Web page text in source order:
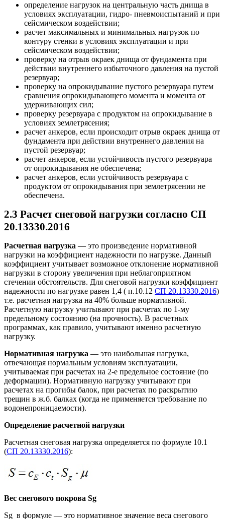
определение нагрузок на центральную часть днища в
условиях эксплуатации, гидро- пневмоиспытаний и при
сейсмическом воздействии;
расчет максимальных и минимальных нагрузок по
контуру стенки в условиях эксплуатации и при
сейсмическом воздействии;
проверку на отрыв окраек днища от фундамента при
действии внутреннего избыточного давления на пустой
резервуар;
проверку на опрокидывание пустого резервуара путем
сравнения опрокидывающего момента и момента от
удерживающих сил;
проверку резервуара с продуктом на опрокидывание в
условиях землетрясения;
расчет анкеров, если происходит отрыв окраек днища от
фундамента при действии внутреннего давления на
пустой резервуар;
расчет анкеров, если устойчивость пустого резервуара
от опрокидывания не обеспечена;
расчет анкеров, если устойчивость резервуара с
продуктом от опрокидывания при землетрясении не
обеспечена.
2.3 Расчет снеговой нагрузки согласно СП
20.13330.2016
Расчетная нагрузка — это произведение нормативной
нагрузки на коэффициент надежности по нагрузке. Данный
коэффициент учитывает возможное отклонение нормативной
нагрузки в сторону увеличения при неблагоприятном
стечении обстоятельств. Для снеговой нагрузки коэффициент
надежности по нагрузке равен 1,4 ( п.10.12 СП 20.13330.2016)
т.е. расчетная нагрузка на 40% больше нормативной.
Расчетную нагрузку учитывают при расчетах по 1-му
предельному состоянию (на прочность). В расчетных
программах, как правило, учитывают именно расчетную
нагрузку.
Нормативная нагрузка — это наибольшая нагрузка,
отвечающая нормальным условиям эксплуатации,
учитываемая при расчетах на 2-е предельное состояние (по
деформации). Нормативную нагрузку учитывают при
расчетах на прогибы балок, при расчетах по раскрытию
трещин в ж.б. балках (когда не применяется требование по
водонепроницаемости).
Определение расчетной нагрузки
Расчетная снеговая нагрузка определяется по формуле 10.1
(СП 20.13330.2016):
Вес снегового покрова Sg
Sg в формуле — это нормативное значение веса снегового